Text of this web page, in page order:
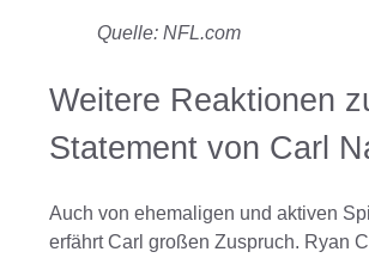
Quelle: NFL.com
Weitere Reaktionen
Statement von Carl
Auch von ehemaligen und aktiven
erfährt Carl großen Zuspruch. Ryan